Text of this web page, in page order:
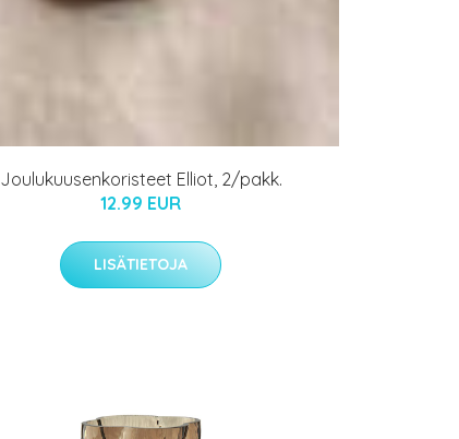
Joulukuusenkoristeet Elliot, 2/pakk.
12.99 EUR
LISÄTIETOJA